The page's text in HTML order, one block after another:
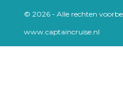
© 2026 - Alle rechten
www.captaincruise.nl